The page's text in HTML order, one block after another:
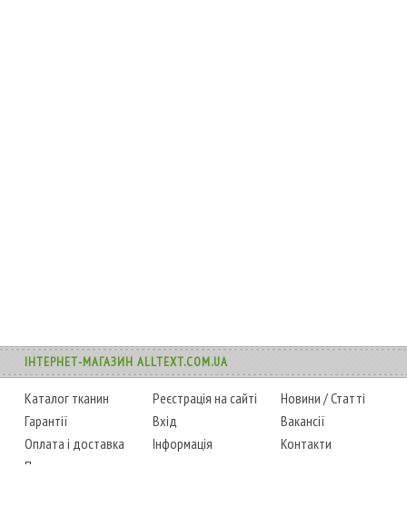
ІНТЕРНЕТ-МАГАЗИН ALLTEXT.COM.UA
Каталог тканин
Гарантії
Оплата і доставка
Повернення товару
Реєстрація на сайті
Вхід
Інформація
Новини /Статті
Вакансії
Контакти